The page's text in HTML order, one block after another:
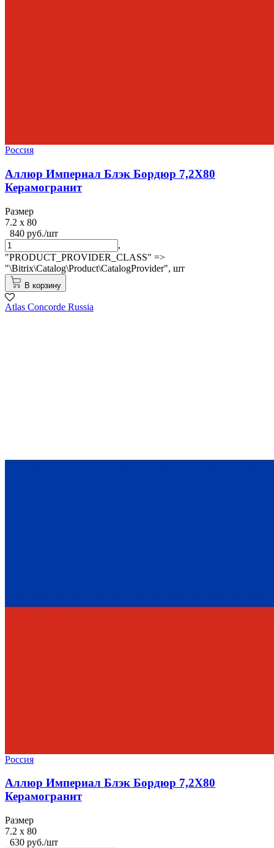
Россия
Аллюр Империал Блэк Бордюр 7,2X80
Керамогранит
Размер
7.2 x 80
840 руб./шт
,
"PRODUCT_PROVIDER_CLASS" =>
"\Bitrix\Catalog\Product\CatalogProvider", шт
В корзину
Atlas Concorde Russia
Россия
Аллюр Империал Блэк Бордюр 7,2X80
Керамогранит
Размер
7.2 x 80
630 руб./шт